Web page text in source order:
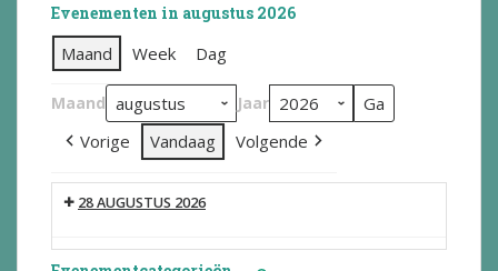
Evenementen in augustus 2026
Maand Week Dag
Maand Jaar
Vorige Vandaag Volgende
28 AUGUSTUS 2026